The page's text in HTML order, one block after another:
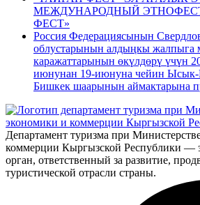
МЕЖДУНАРОДНЫЙ
ФЕСТ»
Россия Федерациясынын
облустарынын алдыңкы жалпыга
каражаттарынын өкүлдөрү үчүн
июнунан 19-июнуна чейин Ысык-
Бишкек шаарынын аймактарына
Департамент туризма при
коммерции Кыргызской Республики —
орган, ответственный за развитие,
туристической отрасли страны.